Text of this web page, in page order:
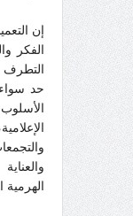
إن
الفكر
التطرف
حد
الهرمية